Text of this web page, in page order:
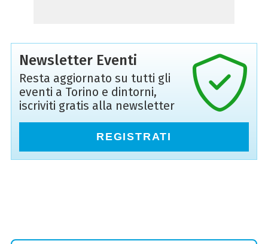
Newsletter Eventi
Resta aggiornato su tutti gli
eventi a Torino e dintorni,
iscriviti gratis alla newsletter
REGISTRATI